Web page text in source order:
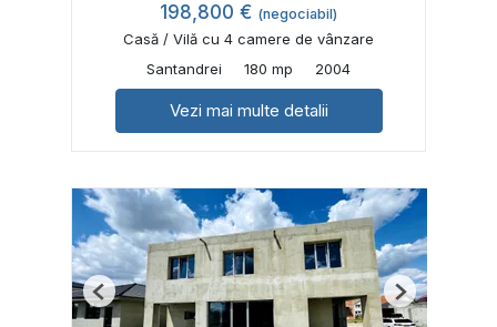
198,800 € (negociabil)
Casă / Vilă cu 4 camere de vânzare
Santandrei
180 mp 2004
Vezi mai multe detalii
Previous Next